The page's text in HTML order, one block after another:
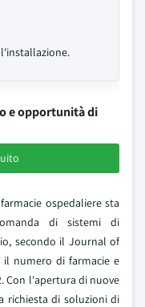
e opportunità di
ospedaliere sta
di sistemi di
secondo il Journal of
il numero di farmacie e
Con l'apertura di nuove
richiesta di soluzioni di